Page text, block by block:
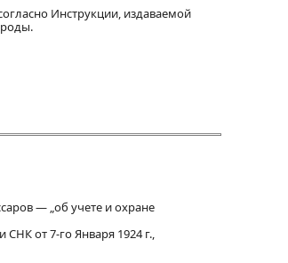
Инструкции, издаваемой
— „об учете и охране
от 7-го Января 1924 г.,